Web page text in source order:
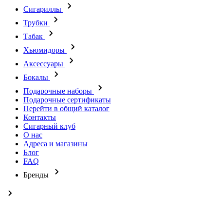
Сигариллы
Трубки
Табак
Хьюмидоры
Аксессуары
Бокалы
Подарочные наборы
Подарочные сертификаты
Перейти в общий каталог
Контакты
Сигарный клуб
О нас
Адреса и магазины
Блог
FAQ
Бренды